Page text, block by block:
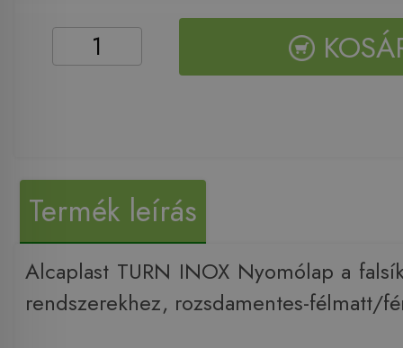
Termék leírás
Alcaplast TURN INOX Nyomólap a
rendszerekhez, rozsdamentes-félmatt/